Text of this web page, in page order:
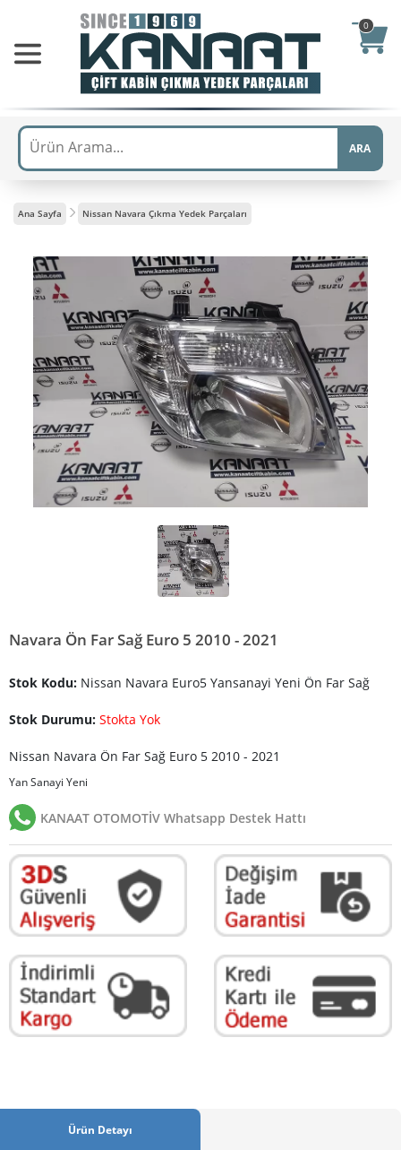
0
ARA
Ana Sayfa Nissan Navara Çıkma Yedek Parçaları
Navara Ön Far Sağ Euro 5 2010 - 2021
Stok Kodu: Nissan Navara Euro5 Yansanayi Yeni Ön Far Sağ
Stok Durumu: Stokta Yok
Nissan Navara Ön Far Sağ Euro 5 2010 - 2021
Yan Sanayi Yeni
KANAAT OTOMOTİV Whatsapp Destek Hattı
Ürün Detayı